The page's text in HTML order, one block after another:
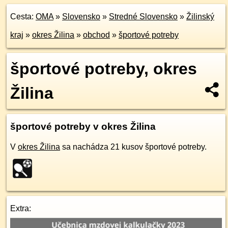
Cesta: OMA» Slovensko » Stredné Slovensko » Žilinský
kraj » okres Žilina » obchod » športové potreby
športové potreby, okres
Žilina
športové potreby v okres Žilina
V okres Žilina sa nachádza 21 kusov športové potreby.
Extra: